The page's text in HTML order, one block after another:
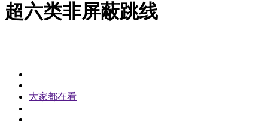
超六类非屏蔽跳线
大家都在看